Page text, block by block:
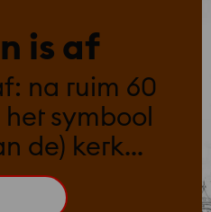
is af
na ruim 60
symbool
de) kerk
toren